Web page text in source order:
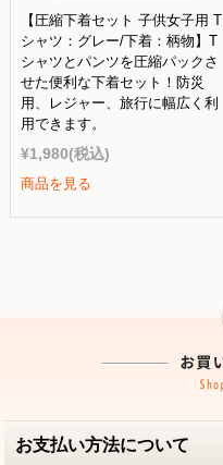
【圧縮下着セット 子供女子用 T
シャツ：グレー/下着：柄物】T
シャツとパンツを圧縮パックさ
せた便利な下着セット！防災
用、レジャー、旅行に幅広く利
用できます。
¥1,980(税込)
商品を見る
お支払い方法について